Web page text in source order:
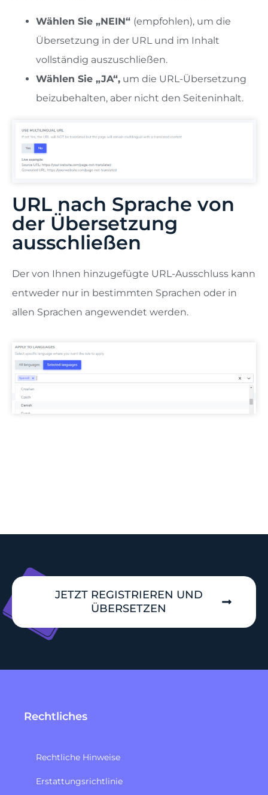
Wählen Sie „NEIN“ (empfohlen), um die
Übersetzung in der URL und im Inhalt
vollständig auszuschließen.
Wählen Sie „JA“, um die URL-Übersetzung
beizubehalten, aber nicht den Seiteninhalt.
URL nach Sprache von
der Übersetzung
ausschließen
Der von Ihnen hinzugefügte URL-Ausschluss kann
entweder nur in bestimmten Sprachen oder in
allen Sprachen angewendet werden.
JETZT REGISTRIEREN UND
ÜBERSETZEN
Rechtliches
Rechtliche Hinweise
Erstattungsrichtlinie​